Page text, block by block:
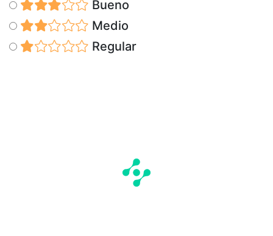
Bueno
Medio
Regular